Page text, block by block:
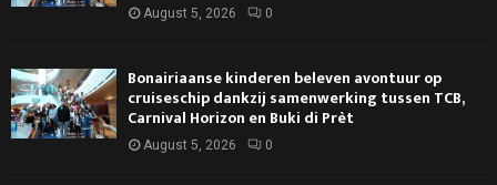
August 5, 2026 0
Bonairiaanse kinderen beleven avontuur op
cruiseschip dankzij samenwerking tussen TCB,
Carnival Horizon en Buki di Prèt
August 5, 2026 0